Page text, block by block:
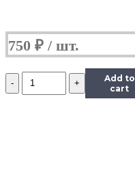
750 ₽
Количество
Чернила
Add to
cart